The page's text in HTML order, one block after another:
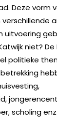
Deze vorm
uitvoering
niet? De
politieke
scholing